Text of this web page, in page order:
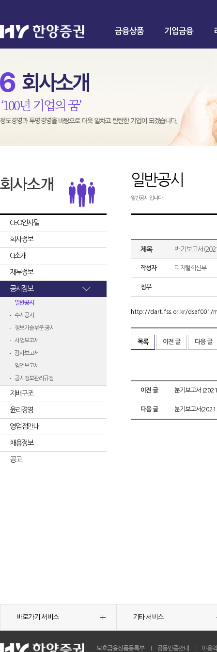
금융상품 기업금융
CEO인사말
회사정보
CI소개
재무정보
공시정보
일반공시
수시공시
정보기술부문 공시
사업보고서
감사보고서
영업보고서
공시정보관리규정
지배구조
윤리경영
영업점안내
채용정보
공고
일반공시
일반공시 입니다.
제목 반기보고서
작성자 디지털혁신부
첨부
http://dart.fss.or.kr/dsaf001/
목록 이전 글 다음 글
이전 글 분기보고서
다음 글 분기보고서
바로가기 서비스 기타 서비스
보호금융상품등록부 공동인증안내 이용